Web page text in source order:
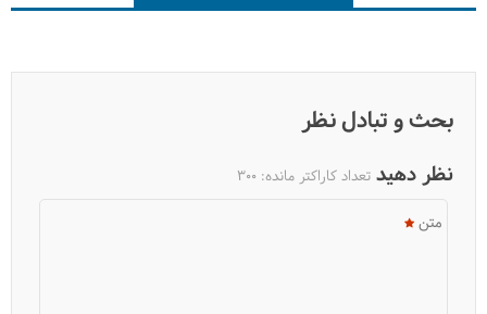
بحث و تبادل نظر
نظر دهید تعداد کاراکتر مانده: 300
متن